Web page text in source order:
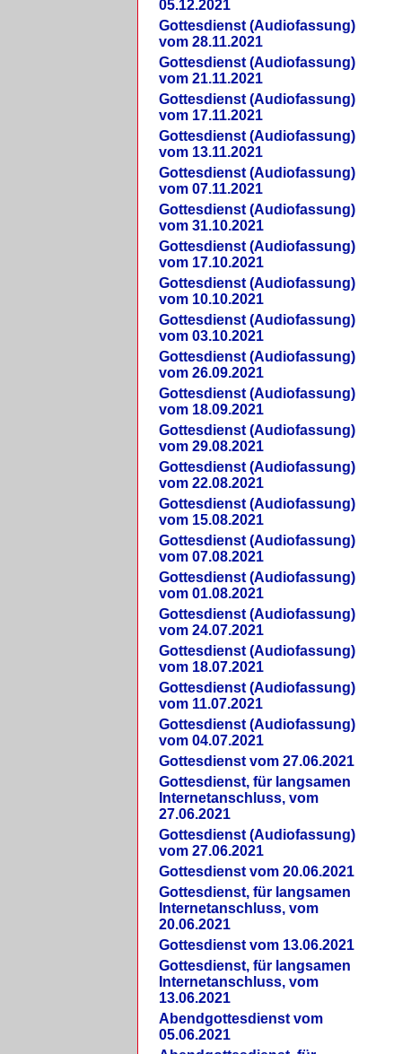
05.12.2021
Gottesdienst (Audiofassung)
vom 28.11.2021
Gottesdienst (Audiofassung)
vom 21.11.2021
Gottesdienst (Audiofassung)
vom 17.11.2021
Gottesdienst (Audiofassung)
vom 13.11.2021
Gottesdienst (Audiofassung)
vom 07.11.2021
Gottesdienst (Audiofassung)
vom 31.10.2021
Gottesdienst (Audiofassung)
vom 17.10.2021
Gottesdienst (Audiofassung)
vom 10.10.2021
Gottesdienst (Audiofassung)
vom 03.10.2021
Gottesdienst (Audiofassung)
vom 26.09.2021
Gottesdienst (Audiofassung)
vom 18.09.2021
Gottesdienst (Audiofassung)
vom 29.08.2021
Gottesdienst (Audiofassung)
vom 22.08.2021
Gottesdienst (Audiofassung)
vom 15.08.2021
Gottesdienst (Audiofassung)
vom 07.08.2021
Gottesdienst (Audiofassung)
vom 01.08.2021
Gottesdienst (Audiofassung)
vom 24.07.2021
Gottesdienst (Audiofassung)
vom 18.07.2021
Gottesdienst (Audiofassung)
vom 11.07.2021
Gottesdienst (Audiofassung)
vom 04.07.2021
Gottesdienst vom 27.06.2021
Gottesdienst, für langsamen
Internetanschluss, vom
27.06.2021
Gottesdienst (Audiofassung)
vom 27.06.2021
Gottesdienst vom 20.06.2021
Gottesdienst, für langsamen
Internetanschluss, vom
20.06.2021
Gottesdienst vom 13.06.2021
Gottesdienst, für langsamen
Internetanschluss, vom
13.06.2021
Abendgottesdienst vom
05.06.2021